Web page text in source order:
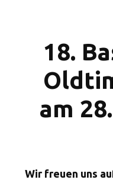
18.
am
Wir freuen uns